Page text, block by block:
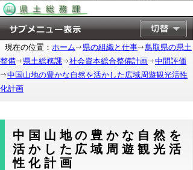
現在の位置： ホーム 県の組織と仕事
鳥取県の県土
整備
県土総務課 社会資本総合整備計画
中間評価
中国山地の豊かな自然を活かした広域周遊観光活性
化計画
中国山地の豊かな自然を
活かした広域周遊観光活
性化計画